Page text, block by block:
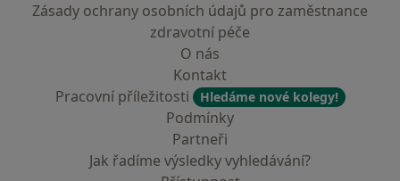
Zásady ochrany osobních údajů pro zaměstnance
zdravotní péče
O nás
Kontakt
Pracovní příležitosti
Hledáme nové kolegy!
Podmínky
Partneři
Jak řadíme výsledky vyhledávání?